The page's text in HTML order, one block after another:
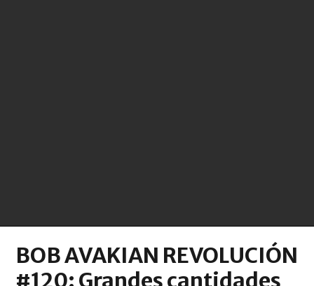
BOB AVAKIAN REVOLUCIÓN
#120: Grandes cantidades